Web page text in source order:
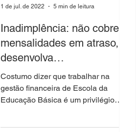
Inadimplência: não cobre
mensalidades em atraso,
desenvolva
relacionamentos
Costumo dizer que trabalhar na
gestão financeira de Escola da
Educação Básica é um privilégio
1 de jul. de 2022 5 min de leitura